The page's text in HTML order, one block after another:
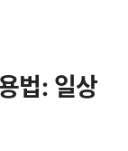
법: 일상